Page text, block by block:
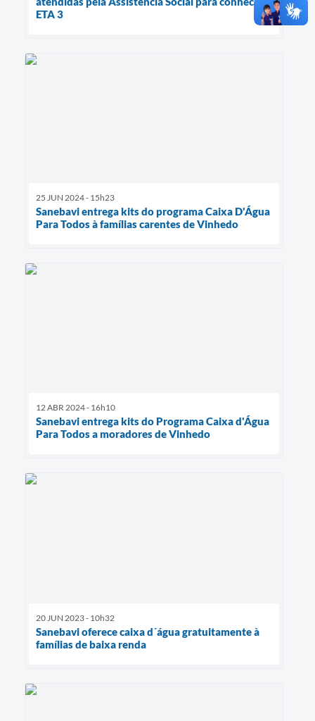
ETA 3
25 JUN 2024 - 15h23
Sanebavi entrega kits do programa Caixa D'Água
Para Todos à famílias carentes de Vinhedo
12 ABR 2024 - 16h10
Sanebavi entrega kits do Programa Caixa d'Água
Para Todos a moradores de Vinhedo
20 JUN 2023 - 10h32
Sanebavi oferece caixa d´água gratuitamente à
famílias de baixa renda